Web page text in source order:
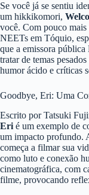
Se você já se sentiu
um hikkikomori,
você. Com pouco
NEETs em Tóquio,
que a emissora
tratar de temas
humor ácido e críticas
Goodbye, Eri: Uma
Escrito por Tatsuki
Eri é um exemplo de
um impacto profundo.
começa a filmar sua
como luto e conexão
cinematográfica, com
filme, provocando